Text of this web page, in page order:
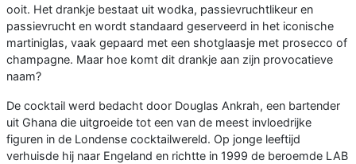
ooit. Het drankje bestaat uit wodka, passievruchtlikeur en
passievrucht en wordt standaard geserveerd in het iconische
martiniglas, vaak gepaard met een shotglaasje met prosecco of
champagne. Maar hoe komt dit drankje aan zijn provocatieve
naam?
De cocktail werd bedacht door Douglas Ankrah, een bartender
uit Ghana die uitgroeide tot een van de meest invloedrijke
figuren in de Londense cocktailwereld. Op jonge leeftijd
verhuisde hij naar Engeland en richtte in 1999 de beroemde LAB